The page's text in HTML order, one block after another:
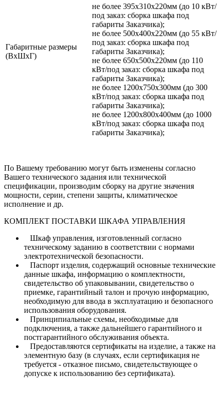
Габаритные размеры
(ВхШхГ)
не более 395х310х220мм (до 10 кВт/
под заказ: сборка шкафа под
габариты Заказчика);
не более 500х400х220мм (до 55 кВт/
под заказ: сборка шкафа под
габариты Заказчика);
не более 650х500х220мм (до 110
кВт/под заказ: сборка шкафа под
габариты Заказчика);
не более 1200х750х300мм (до 300
кВт/под заказ: сборка шкафа под
габариты Заказчика);
не более 1200х800х400мм (до 1000
кВт/под заказ: сборка шкафа под
габариты Заказчика);
По Вашему требованию могут быть изменены согласно
Вашего технического задания или технической
спецификации, производим сборку на другие значения
мощности, серии, степени защиты, климатическое
исполнение и др.
КОМПЛЕКТ ПОСТАВКИ ШКАФА УПРАВЛЕНИЯ
Шкаф управления, изготовленный согласно
техническому заданию в соответствии с нормами
электротехнической безопасности.
Паспорт изделия, содержащий основные технические
данные шкафа, информацию о комплектности,
свидетельство об упаковывании, свидетельство о
приемке, гарантийный талон и прочую информацию,
необходимую для ввода в эксплуатацию и безопасного
использования оборудования.
Принципиальные схемы, необходимые для
подключения, а также дальнейшего гарантийного и
постгарантийного обслуживания объекта.
Предоставляются сертификаты на изделие, а также на
элементную базу (в случаях, если сертификация не
требуется - отказное письмо, свидетельствующее о
допуске к использованию без сертификата).